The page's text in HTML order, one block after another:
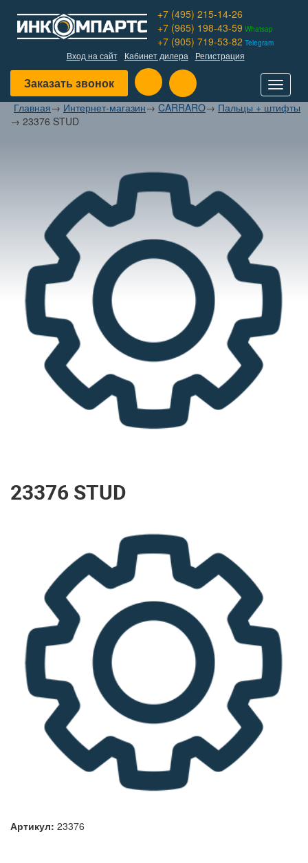
+7 (495) 215-14-26
+7 (965) 198-43-59 Whatsap
+7 (905) 719-53-82 Telegram
Вход на сайт Кабинет дилера Регистрация
Заказать звонок
Toggle
Главная→ Интернет-магазин→ CARRARO→ Пальцы + штифты
→ 23376 STUD
23376 STUD
Артикул: 23376